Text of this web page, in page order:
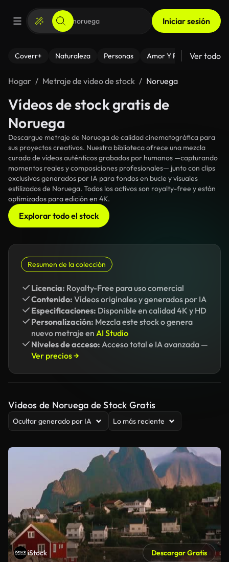
Iniciar sesión
Coverr+ Naturaleza Personas Amor Y Relaciones
Ver todo
Hogar Metraje de video de stock Noruega
Vídeos de stock gratis de
Noruega
Descargue metraje de Noruega de calidad cinematográfica para
sus proyectos creativos. Nuestra biblioteca ofrece una mezcla
curada de vídeos auténticos grabados por humanos —capturando
momentos reales y composiciones profesionales— junto con clips
exclusivos generados por IA para fondos en bucle y visuales
estilizados de Noruega. Todos los activos son royalty-free y están
optimizados para edición en 4K.
Explorar todo el stock
Resumen de la colección
Licencia: Royalty-Free para uso comercial
Contenido: Vídeos originales y generados por IA
Especificaciones: Disponible en calidad 4K y HD
Personalización: Mezcla este stock o genera
nuevo metraje en AI Studio
Niveles de acceso: Acceso total e IA avanzada —
Ver precios →
Videos de Noruega de Stock Gratis
Ocultar generado por IA Lo más reciente
iStock Descargar Gratis